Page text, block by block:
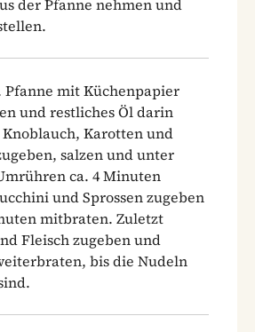
der Pfanne nehmen und
Pfanne mit Küchenpapier
und restliches Öl darin
Karotten und
salzen und unter
ca. 4 Minuten
und Sprossen zugeben
mitbraten. Zuletzt
Fleisch zugeben und
bis die Nudeln